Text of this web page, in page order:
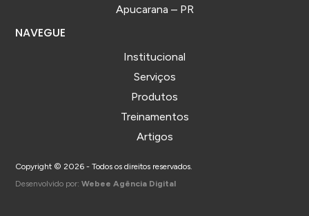
Apucarana – PR
NAVEGUE
Institucional
Serviços
Produtos
Treinamentos
Artigos
Copyright © 2026 - Todos os direitos reservados.
Desenvolvido por:Webee Agência Digital